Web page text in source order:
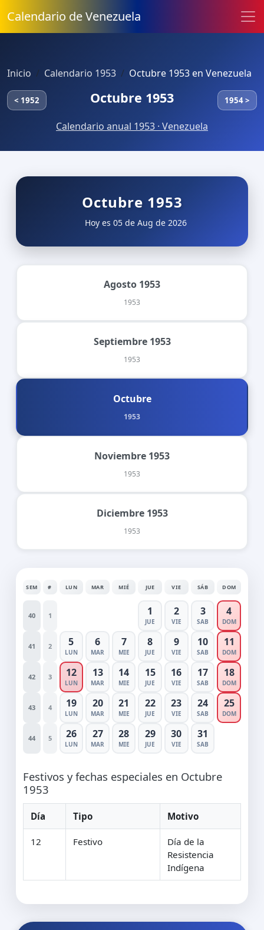
Calendario de Venezuela
Inicio Calendario 1953 Octubre 1953 en Venezuela
< 1952 Octubre 1953 1954 >
Calendario anual 1953 · Venezuela
Octubre 1953
Hoy es 05 de Aug de 2026
Agosto 1953
1953
Septiembre 1953
1953
Octubre
1953
Noviembre 1953
1953
Diciembre 1953
1953
SEM # LUN MAR MIÉ JUE VIE SÁB DOM
40 1 1
JUE
2
VIE
3
SAB
4
DOM
41 2 5
LUN
6
MAR
7
MIE
8
JUE
9
VIE
10
SAB
11
DOM
42 3 12
LUN
13
MAR
14
MIE
15
JUE
16
VIE
17
SAB
18
DOM
43 4 19
LUN
20
MAR
21
MIE
22
JUE
23
VIE
24
SAB
25
DOM
44 5 26
LUN
27
MAR
28
MIE
29
JUE
30
VIE
31
SAB
Festivos y fechas especiales en Octubre
1953
Día Tipo Motivo
12 Festivo
Día de la
Resistencia
Indígena